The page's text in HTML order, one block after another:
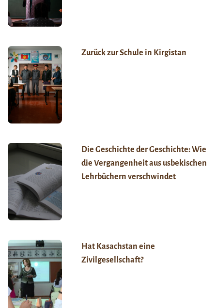
Zurück zur Schule in Kirgistan
Die Geschichte der Geschichte: Wie
die Vergangenheit aus usbekischen
Lehrbüchern verschwindet
Hat Kasachstan eine
Zivilgesellschaft?